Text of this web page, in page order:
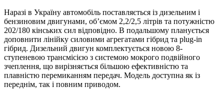
Наразі в Україну автомобіль поставляється із дизельним і
бензиновим двигунами, об’ємом 2,2/2,5 літрів та потужністю
202/180 кінських сил відповідно. В подальшому планується
доповнити лінійку силовими агрегатами гібрид та plug-in
гібрид. Дизельний двигун комплектується новою 8-
ступеневою трансмісією з системою мокрого подвійного
зчеплення, що вирізняється більшою ефективністю та
плавністю перемиканням передач. Модель доступна як із
переднім, так і повним приводом.